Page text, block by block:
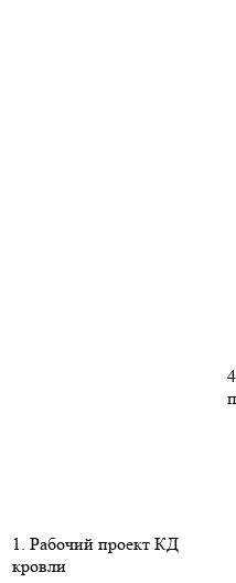
1. Рабочий проект КД
кровли